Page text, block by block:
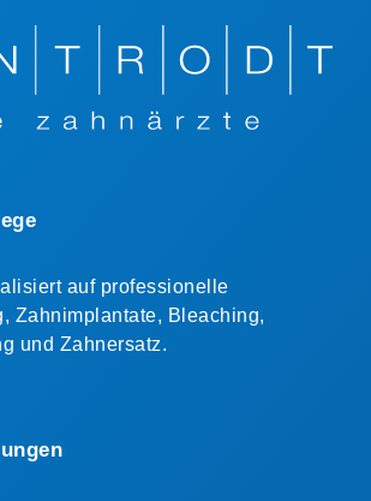
auf professionelle
Zahnimplantate, Bleaching,
und Zahnersatz.